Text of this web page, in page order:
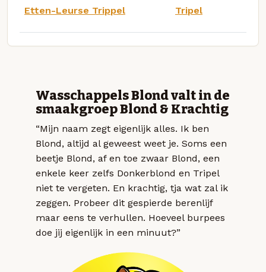
Etten-Leurse Trippel Tripel
Wasschappels Blond valt in de
smaakgroep Blond & Krachtig
“Mijn naam zegt eigenlijk alles. Ik ben
Blond, altijd al geweest weet je. Soms een
beetje Blond, af en toe zwaar Blond, een
enkele keer zelfs Donkerblond en Tripel
niet te vergeten. En krachtig, tja wat zal ik
zeggen. Probeer dit gespierde berenlijf
maar eens te verhullen. Hoeveel burpees
doe jij eigenlijk in een minuut?”